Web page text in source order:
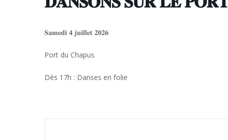
𝐒𝐚𝐦𝐞𝐝𝐢 𝟒 𝐣𝐮𝐢𝐥𝐥𝐞𝐭 𝟐𝟎𝟐𝟔
Port du Chapus
Dès 17h : Danses en folie